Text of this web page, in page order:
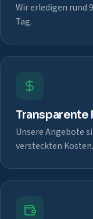
Wir erledigen rund
Tag.
Transparente
Unsere Angebote
versteckten Kosten.